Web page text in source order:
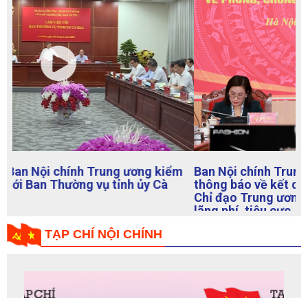
Ban Nội chính Trung ương với các cơ quan báo chí
thông báo về kết quả Cuộc họp Thường trực Ban
Chỉ đạo Trung ương về phòng, chống tham nhũng,
lãng phí, tiêu cực